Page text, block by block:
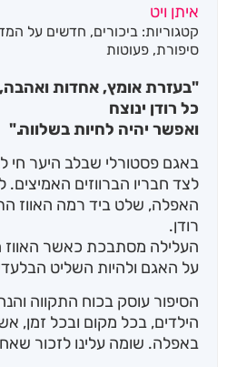
מבוסס על
דירוגים של
לקוחות
איתן ויט
קטגוריות: ביכורים, חדשים על
סיפורת, פעוטות
"בעזרת אומץ, אחדות ואהבה,
כל רודן ינוצח
ואפשר יהיה לחיות בשלווה."
באגם פסטורלי שבלב היער חי
לצד חבריו הברווזים
האפלה, שלט ביד רמה האווז
רודן.
העלילה מסתבכת כאשר
על האגם ולהיות השליט
הסיפור עוסק בכוח התקווה
הילדים, בכל מקום ובכל זמן,
באפלה. שומה עלינו לזכור